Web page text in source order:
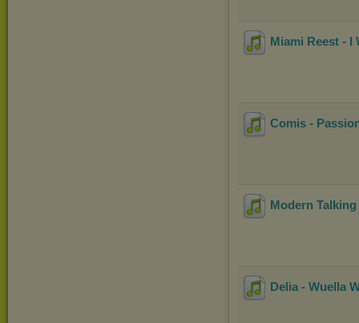
Miami Reest - I
Comis -
Modern
Delia - Wuella